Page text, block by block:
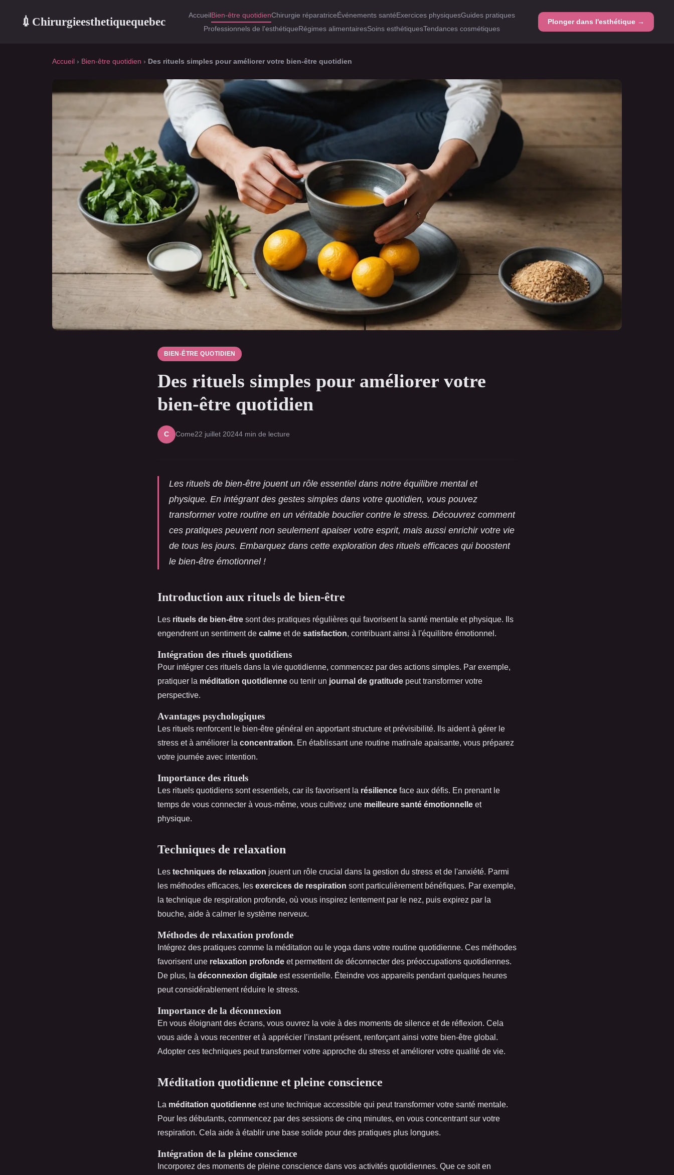
💉 Chirurgieesthetiquequebec AccueilBien-être quotidienChirurgie réparatriceÉvénements santéExercices physiquesGuides pratiques
Professionnels de l'esthétiqueRégimes alimentairesSoins esthétiquesTendances cosmétiques
Plonger dans l'esthétique →
Accueil › Bien-être quotidien › Des rituels simples pour améliorer votre bien-être quotidien
BIEN-ÊTRE QUOTIDIEN
Des rituels simples pour améliorer votre
bien-être quotidien
C Come22 juillet 20244 min de lecture
Les rituels de bien-être jouent un rôle essentiel dans notre équilibre mental et
physique. En intégrant des gestes simples dans votre quotidien, vous pouvez
transformer votre routine en un véritable bouclier contre le stress. Découvrez comment
ces pratiques peuvent non seulement apaiser votre esprit, mais aussi enrichir votre vie
de tous les jours. Embarquez dans cette exploration des rituels efficaces qui boostent
le bien-être émotionnel !
Introduction aux rituels de bien-être
Les rituels de bien-être sont des pratiques régulières qui favorisent la santé mentale et physique. Ils
engendrent un sentiment de calme et de satisfaction, contribuant ainsi à l'équilibre émotionnel.
Intégration des rituels quotidiens
Pour intégrer ces rituels dans la vie quotidienne, commencez par des actions simples. Par exemple,
pratiquer la méditation quotidienne ou tenir un journal de gratitude peut transformer votre
perspective.
Avantages psychologiques
Les rituels renforcent le bien-être général en apportant structure et prévisibilité. Ils aident à gérer le
stress et à améliorer la concentration. En établissant une routine matinale apaisante, vous préparez
votre journée avec intention.
Importance des rituels
Les rituels quotidiens sont essentiels, car ils favorisent la résilience face aux défis. En prenant le
temps de vous connecter à vous-même, vous cultivez une meilleure santé émotionnelle et
physique.
Techniques de relaxation
Les techniques de relaxation jouent un rôle crucial dans la gestion du stress et de l'anxiété. Parmi
les méthodes efficaces, les exercices de respiration sont particulièrement bénéfiques. Par exemple,
la technique de respiration profonde, où vous inspirez lentement par le nez, puis expirez par la
bouche, aide à calmer le système nerveux.
Méthodes de relaxation profonde
Intégrez des pratiques comme la méditation ou le yoga dans votre routine quotidienne. Ces méthodes
favorisent une relaxation profonde et permettent de déconnecter des préoccupations quotidiennes.
De plus, la déconnexion digitale est essentielle. Éteindre vos appareils pendant quelques heures
peut considérablement réduire le stress.
Importance de la déconnexion
En vous éloignant des écrans, vous ouvrez la voie à des moments de silence et de réflexion. Cela
vous aide à vous recentrer et à apprécier l’instant présent, renforçant ainsi votre bien-être global.
Adopter ces techniques peut transformer votre approche du stress et améliorer votre qualité de vie.
Méditation quotidienne et pleine conscience
La méditation quotidienne est une technique accessible qui peut transformer votre santé mentale.
Pour les débutants, commencez par des sessions de cinq minutes, en vous concentrant sur votre
respiration. Cela aide à établir une base solide pour des pratiques plus longues.
Intégration de la pleine conscience
Incorporez des moments de pleine conscience dans vos activités quotidiennes. Que ce soit en